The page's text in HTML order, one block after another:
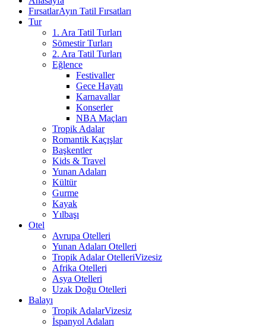
FırsatlarAyın Tatil Fırsatları
Tur
1. Ara Tatil Turları
Sömestir Turları
2. Ara Tatil Turları
Eğlence
Festivaller
Gece Hayatı
Karnavallar
Konserler
NBA Maçları
Tropik Adalar
Romantik Kaçışlar
Başkentler
Kids & Travel
Yunan Adaları
Kültür
Gurme
Kayak
Yılbaşı
Otel
Avrupa Otelleri
Yunan Adaları Otelleri
Tropik Adalar OtelleriVizesiz
Afrika Otelleri
Asya Otelleri
Uzak Doğu Otelleri
Balayı
Tropik AdalarVizesiz
İspanyol Adaları